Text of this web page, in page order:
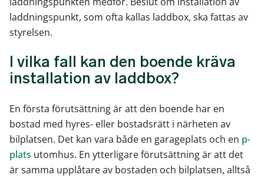
laddningspunkt, som ofta kallas laddbox, ska fattas av
styrelsen.
I vilka fall kan den boende kräva
installation av laddbox?
En första förutsättning är att den boende har en
bostad med hyres- eller bostadsrätt i närheten av
bilplatsen. Det kan vara både en garageplats och en p-
plats utomhus. En ytterligare förutsättning är att det
är samma upplåtare av bostaden och bilplatsen, alltså